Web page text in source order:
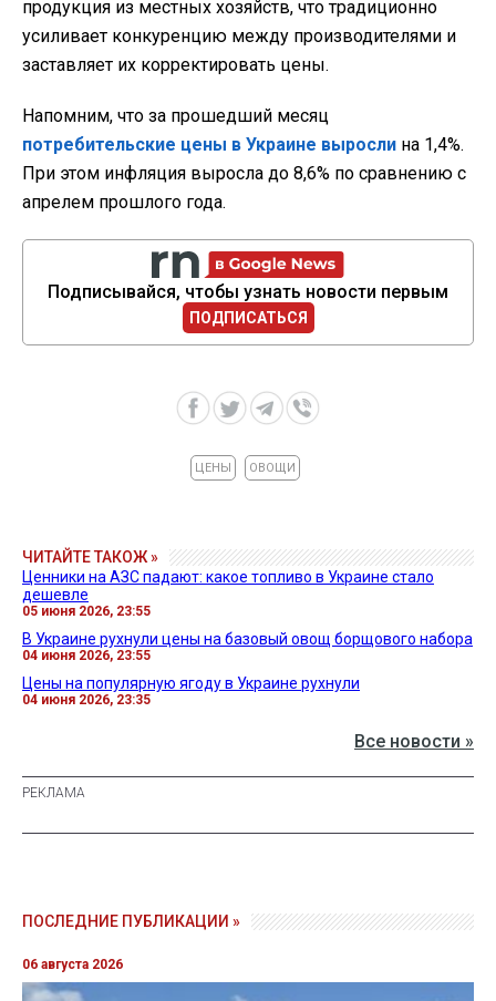
продукция из местных хозяйств, что традиционно
усиливает конкуренцию между производителями и
заставляет их корректировать цены.
Напомним, что за прошедший месяц
потребительские цены в Украине выросли на 1,4%.
При этом инфляция выросла до 8,6% по сравнению с
апрелем прошлого года.
Подписывайся, чтобы узнать новости первым
ПОДПИСАТЬСЯ
ЦЕНЫ ОВОЩИ
ЧИТАЙТЕ ТАКОЖ »
Ценники на АЗС падают: какое топливо в Украине стало
дешевле
05 июня 2026, 23:55
В Украине рухнули цены на базовый овощ борщового набора
04 июня 2026, 23:55
Цены на популярную ягоду в Украине рухнули
04 июня 2026, 23:35
Все новости »
ПОСЛЕДНИЕ ПУБЛИКАЦИИ »
06 августа 2026